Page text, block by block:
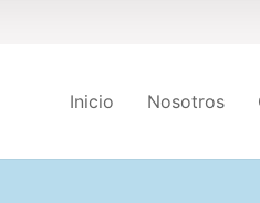
Inicio Nosotros